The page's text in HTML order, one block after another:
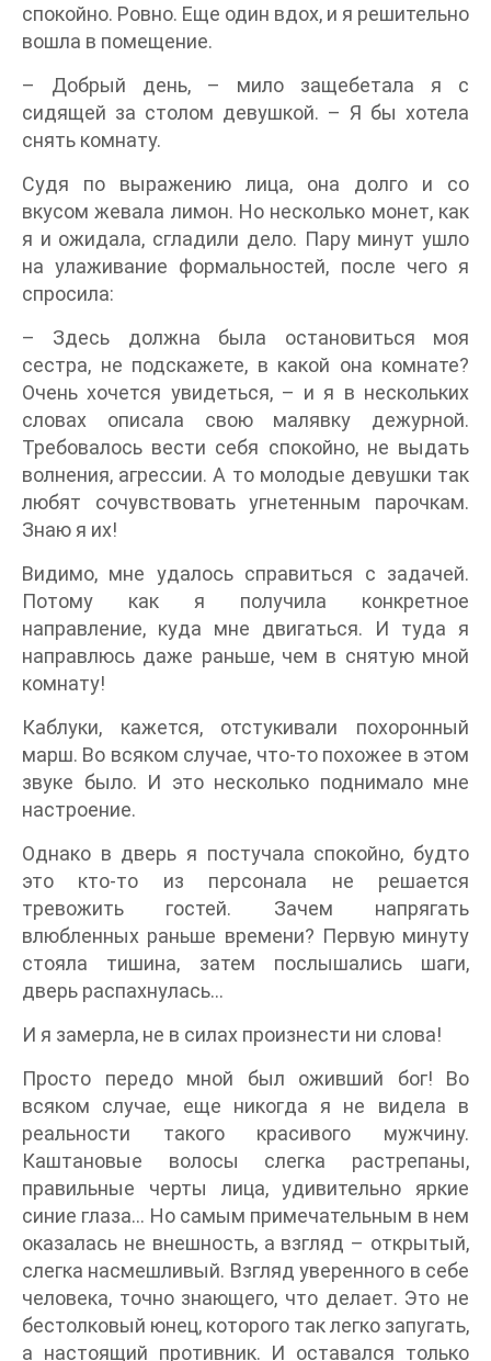
спокойно. Ровно. Еще один вдох, и я решительно
вошла в помещение.
– Добрый день, – мило защебетала я с
сидящей за столом девушкой. – Я бы хотела
снять комнату.
Судя по выражению лица, она долго и со
вкусом жевала лимон. Но несколько монет, как
я и ожидала, сгладили дело. Пару минут ушло
на улаживание формальностей, после чего я
спросила:
– Здесь должна была остановиться моя
сестра, не подскажете, в какой она комнате?
Очень хочется увидеться, – и я в нескольких
словах описала свою малявку дежурной.
Требовалось вести себя спокойно, не выдать
волнения, агрессии. А то молодые девушки так
любят сочувствовать угнетенным парочкам.
Знаю я их!
Видимо, мне удалось справиться с задачей.
Потому как я получила конкретное
направление, куда мне двигаться. И туда я
направлюсь даже раньше, чем в снятую мной
комнату!
Каблуки, кажется, отстукивали похоронный
марш. Во всяком случае, что-то похожее в этом
звуке было. И это несколько поднимало мне
настроение.
Однако в дверь я постучала спокойно, будто
это кто-то из персонала не решается
тревожить гостей. Зачем напрягать
влюбленных раньше времени? Первую минуту
стояла тишина, затем послышались шаги,
дверь распахнулась…
И я замерла, не в силах произнести ни слова!
Просто передо мной был оживший бог! Во
всяком случае, еще никогда я не видела в
реальности такого красивого мужчину.
Каштановые волосы слегка растрепаны,
правильные черты лица, удивительно яркие
синие глаза… Но самым примечательным в нем
оказалась не внешность, а взгляд – открытый,
слегка насмешливый. Взгляд уверенного в себе
человека, точно знающего, что делает. Это не
бестолковый юнец, которого так легко запугать,
а настоящий противник. И оставался только